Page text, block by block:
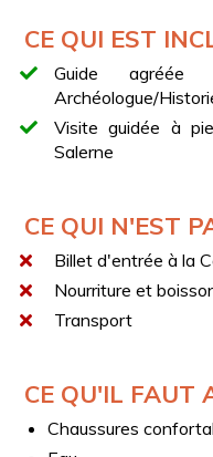
CE QUI EST
Guide
Archéologue/
Visite guidée à
Salerne
CE QUI N'EST
Billet d'entrée à la
Nourriture et
Transport
CE QU'IL FAUT
Chaussures